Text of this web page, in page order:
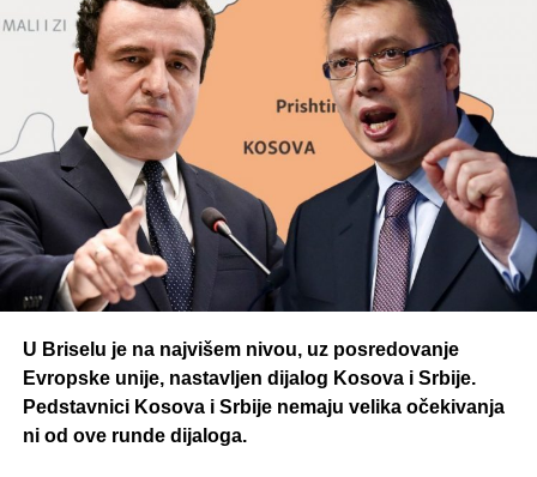
U Briselu je na najvišem nivou, uz posredovanje
Evropske unije, nastavljen dijalog Kosova i Srbije.
Pedstavnici Kosova i Srbije nemaju velika očekivanja
ni od ove runde dijaloga.